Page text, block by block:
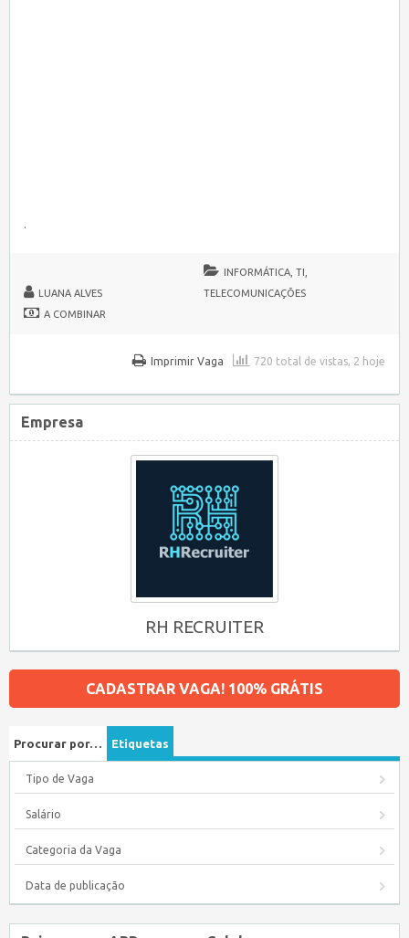
.
LUANA ALVES
INFORMÁTICA, TI,
TELECOMUNICAÇÕES
A COMBINAR
720 total de vistas, 2 hoje
Imprimir Vaga
Empresa
RH RECRUITER
CADASTRAR VAGA! 100% GRÁTIS
Procurar por… Etiquetas
Tipo de Vaga
Salário
Categoria da Vaga
Data de publicação